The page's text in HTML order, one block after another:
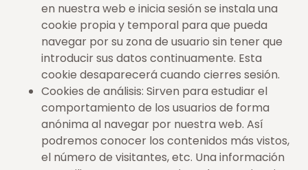
en nuestra web e inicia sesión se instala una
cookie propia y temporal para que pueda
navegar por su zona de usuario sin tener que
introducir sus datos continuamente. Esta
cookie desaparecerá cuando cierres sesión.
Cookies de análisis: Sirven para estudiar el
comportamiento de los usuarios de forma
anónima al navegar por nuestra web. Así
podremos conocer los contenidos más vistos,
el número de visitantes, etc. Una información